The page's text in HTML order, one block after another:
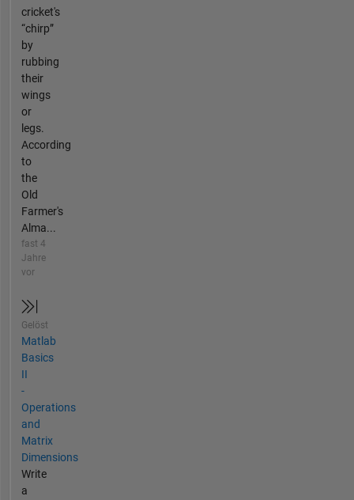
cricket's
“chirp”
by
rubbing
their
wings
or
legs.
According
to
the
Old
Farmer's
Alma...
fast 4
Jahre
vor
Gelöst
Matlab
Basics
II
-
Operations
and
Matrix
Dimensions
Write
a